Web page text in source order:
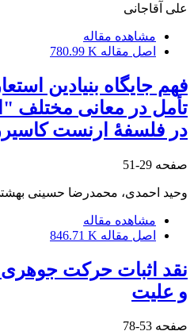
علی آقاجانی
مشاهده مقاله
اصل مقاله 780.99 K
فهم جایگاه بنیادین
تأمل در معانی مختلف
در فلسفۀ ارنست
صفحه 29-51
وحید احمدی، محمدرضا حسینی
مشاهده مقاله
اصل مقاله 846.71 K
نقد اثبات حرکت جوهری
و علیت
صفحه 53-78